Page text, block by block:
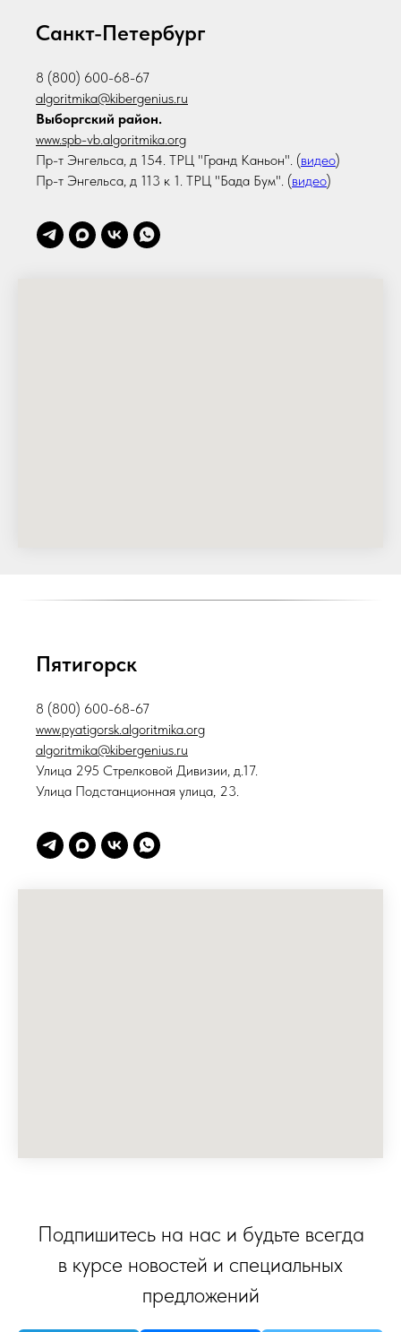
Санкт-Петербург
8 (800) 600-68-67
algoritmika@kibergenius.ru
Выборгский район.
www.spb-vb.algoritmika.org
Пр-т Энгельса, д 154. ТРЦ "Гранд Каньон". (видео)
Пр-т Энгельса, д 113 к 1. ТРЦ "Бада Бум". (видео)
Пятигорск
8 (800) 600-68-67
www.pyatigorsk.algoritmika.org
algoritmika@kibergenius.ru
Улица 295 Стрелковой Дивизии, д.17.
Улица Подстанционная улица, 23.
Подпишитесь на нас и будьте всегда
в курсе новостей и специальных
предложений